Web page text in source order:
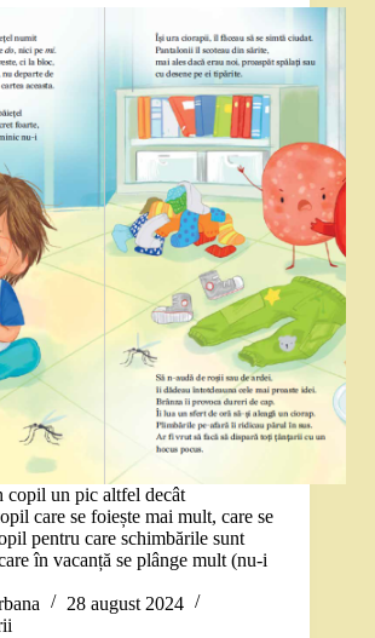
copil un pic altfel decât
care se foiește mai mult, care se
pentru care schimbările sunt
în vacanță se plânge mult (nu-i
28 august 2024